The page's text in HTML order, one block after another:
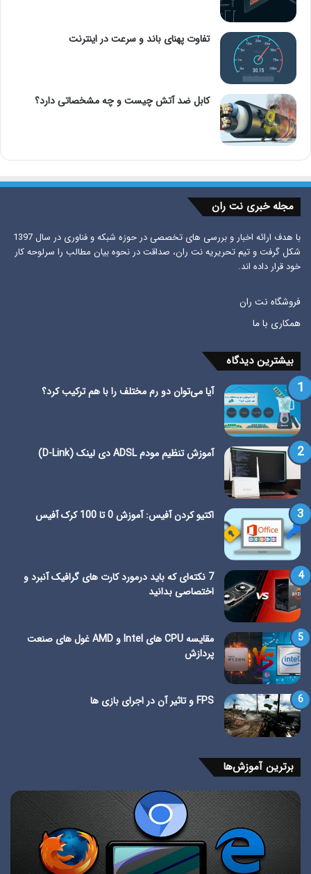
تفاوت پهنای باند و سرعت در اینترنت
کابل ضد آتش چیست و چه مشخصاتی دارد؟
مجله خبری نت ران
با هدف ارائه اخبار و بررسی های تخصصی در حوزه شبکه و فناوری در سال 1397
شکل گرفت و تیم تحریریه نت ران، صداقت در نحوه بیان مطالب را سرلوحه کار
خود قرار داده اند.
فروشگاه نت ران
همکاری با ما
بیشترین دیدگاه
آیا می‌توان دو رم مختلف را با هم ترکیب کرد؟
آموزش تنظیم مودم ADSL دی لینک (D-Link)
اکتیو کردن آفیس: آموزش 0 تا 100 کرک آفیس
7 نکته‌ای که باید درمورد کارت های گرافیک آنبرد و
اختصاصی بدانید
مقایسه CPU های Intel و AMD غول های صنعت
پردازش
FPS و تاثیر آن در اجرای بازی ها
برترین آموزش‌ها
فعال
Microsoft